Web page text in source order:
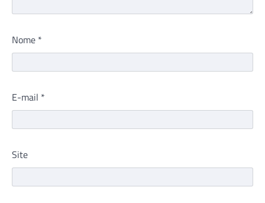
Nome *
E-mail *
Site